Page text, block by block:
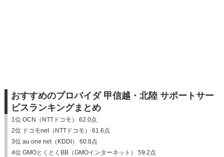
おすすめのプロバイダ 甲信越・北陸 サポートサー
ビスランキングまとめ
1位 OCN（NTTドコモ） 62.0点
2位 ドコモnet（NTTドコモ） 61.6点
3位 au one net（KDDI） 60.8点
4位 GMOとくとくBB（GMOインターネット） 59.2点